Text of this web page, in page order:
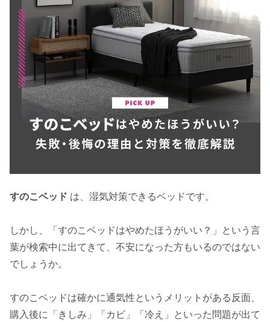
すのこベッド は、湿気対策できるベッドです。
しかし、「すのこベッドはやめたほうがいい？」という言
葉が検索中に出てきて、不安になった方もいるのではない
でしょうか。
すのこベッドは確かに通気性というメリットがある反面、
購入後に「きしみ」「カビ」「冷え」といった問題が出て